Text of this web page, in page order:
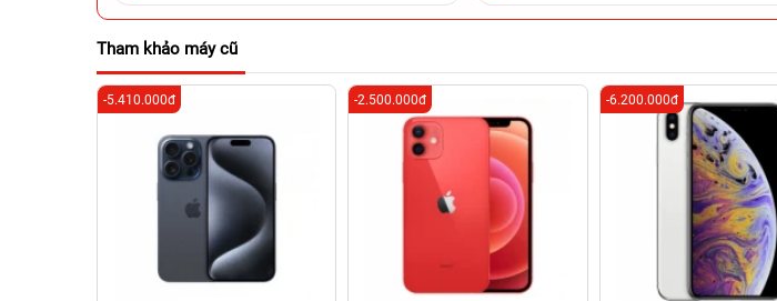
Tham khảo máy cũ
-5.410.000đ -2.500.000đ -6.200.000đ